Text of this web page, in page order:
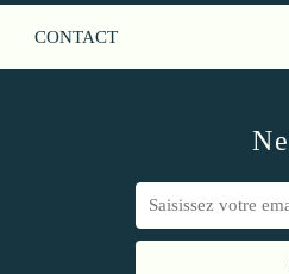
CONTACT